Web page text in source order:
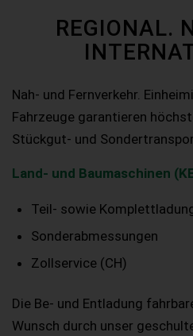
REGIONAL.
Nah- und Fernverkehr.
Fahrzeuge garantieren
Stückgut- und
Land- und Baumaschinen
Teil- sowie
Sonderabmessungen
Zollservice (CH)
Die Be- und Entladung
Wunsch durch unser